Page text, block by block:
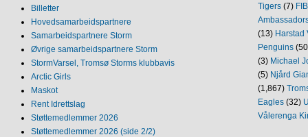
Billetter
Hovedsamarbeidspartnere
Samarbeidspartnere Storm
Øvrige samarbeidspartnere Storm
StormVarsel, Tromsø Storms klubbavis
Arctic Girls
Maskot
Rent Idrettslag
Støttemedlemmer 2026
Støttemedlemmer 2026 (side 2/2)
Tigers (7)
(13) Harstad
Penguins
(3) Michael
(5) Njård
(1,867)
Eagles (32)
Vålerenga